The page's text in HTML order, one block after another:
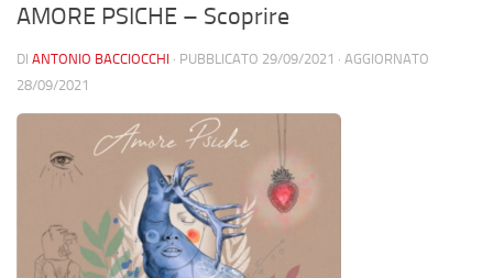
AMORE PSICHE – Scoprire
DI ANTONIO BACCIOCCHI · PUBBLICATO 29/09/2021 · AGGIORNATO
28/09/2021